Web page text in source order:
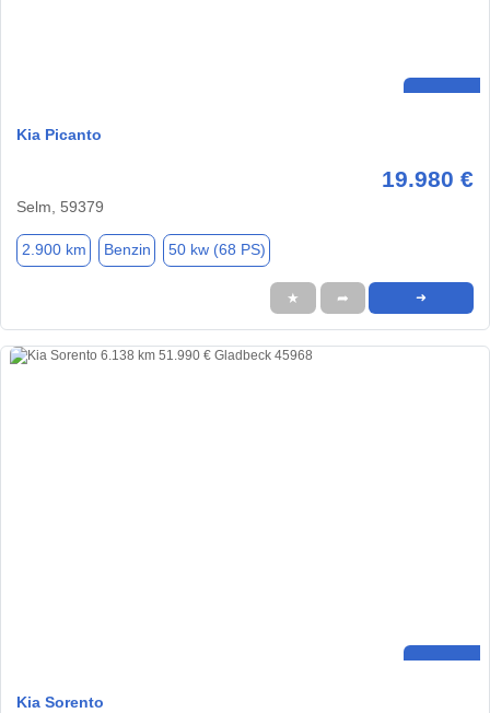
Kia Picanto
19.980 €
Selm, 59379
2.900 km Benzin 50 kw (68 PS)
★ ➦ ➜
Kia Sorento